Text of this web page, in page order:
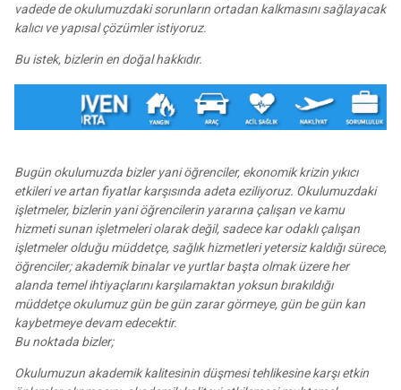
vadede de okulumuzdaki sorunların ortadan kalkmasını sağlayacak
kalıcı ve yapısal çözümler istiyoruz.
Bu istek, bizlerin en doğal hakkıdır.
Bugün okulumuzda bizler yani öğrenciler, ekonomik krizin yıkıcı
etkileri ve artan fiyatlar karşısında adeta eziliyoruz. Okulumuzdaki
işletmeler, bizlerin yani öğrencilerin yararına çalışan ve kamu
hizmeti sunan işletmeleri olarak değil, sadece kar odaklı çalışan
işletmeler olduğu müddetçe, sağlık hizmetleri yetersiz kaldığı sürece,
öğrenciler; akademik binalar ve yurtlar başta olmak üzere her
alanda temel ihtiyaçlarını karşılamaktan yoksun bırakıldığı
müddetçe okulumuz gün be gün zarar görmeye, gün be gün kan
kaybetmeye devam edecektir.
Bu noktada bizler;
Okulumuzun akademik kalitesinin düşmesi tehlikesine karşı etkin